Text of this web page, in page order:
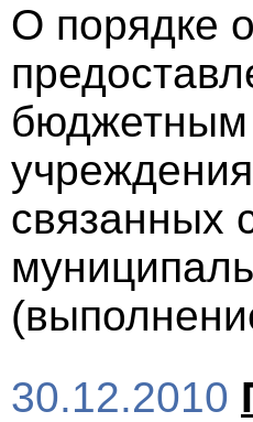
О порядке
связанных
30.12.2010